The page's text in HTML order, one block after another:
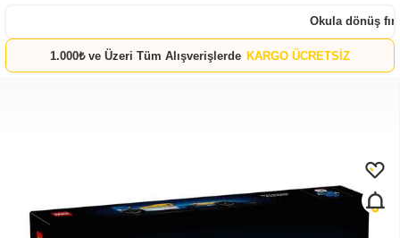
Okula dönüş
1.000₺ ve Üzeri Tüm Alışverişlerde KARGO ÜCRETSİZ